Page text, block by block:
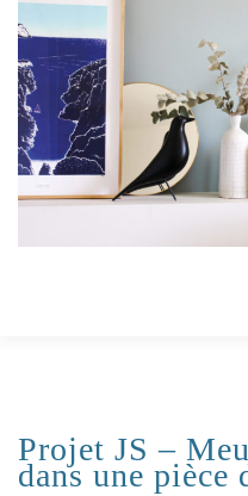
contenu
CONTACT
Projet JS –
dans une pièce